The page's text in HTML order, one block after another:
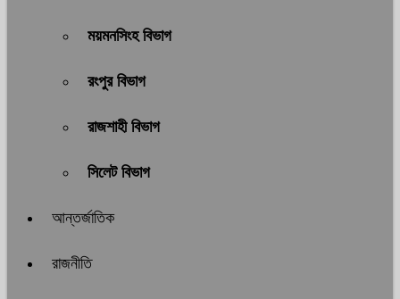
ময়মনসিংহ বিভাগ
রংপুর বিভাগ
রাজশাহী বিভাগ
সিলেট বিভাগ
আন্তর্জাতিক
রাজনীতি